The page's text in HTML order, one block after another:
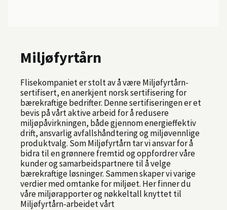
Miljøfyrtårn
Flisekompaniet er stolt av å være Miljøfyrtårn-
sertifisert, en anerkjent norsk sertifisering for
bærekraftige bedrifter. Denne sertifiseringen er et
bevis på vårt aktive arbeid for å redusere
miljøpåvirkningen, både gjennom energieffektiv
drift, ansvarlig avfallshåndtering og miljøvennlige
produktvalg. Som Miljøfyrtårn tar vi ansvar for å
bidra til en grønnere fremtid og oppfordrer våre
kunder og samarbeidspartnere til å velge
bærekraftige løsninger. Sammen skaper vi varige
verdier med omtanke for miljøet. Her finner du
våre miljørapporter og nøkkeltall knyttet til
Miljøfyrtårn-arbeidet vårt